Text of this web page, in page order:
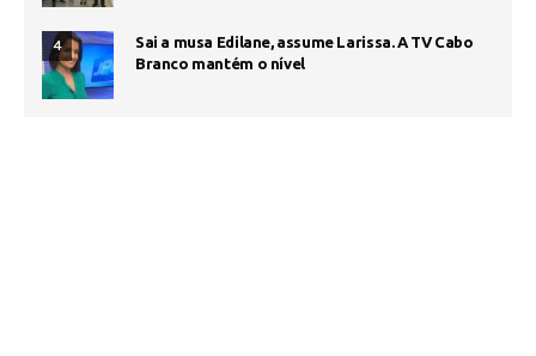
4
Sai a musa Edilane, assume Larissa. A TV Cabo
Branco mantém o nível